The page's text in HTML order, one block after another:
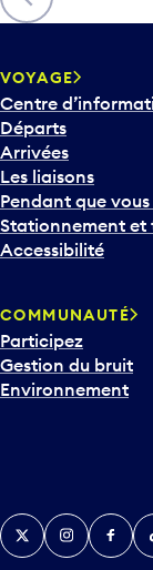
VOYAGE
Centre
Départs
Arrivées
Les liaisons
Pendant que
Stationnement et
Accessibilité
COMMUNAUTÉ
Participez
Gestion du bruit
Environnement
TwitterInstagram